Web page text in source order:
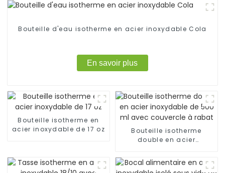
Bouteille d'eau isotherme en acier inoxydable Cola
En savoir plus
Bouteille isotherme en
acier inoxydable de 17 oz
Bouteille isotherme
double en acier
avec couvercle à rabat